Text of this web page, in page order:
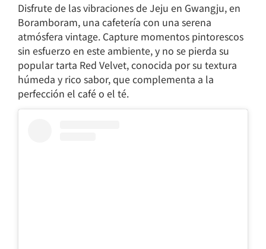
Disfrute de las vibraciones de Jeju en Gwangju, en
Boramboram, una cafetería con una serena
atmósfera vintage. Capture momentos pintorescos
sin esfuerzo en este ambiente, y no se pierda su
popular tarta Red Velvet, conocida por su textura
húmeda y rico sabor, que complementa a la
perfección el café o el té.